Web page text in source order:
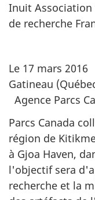
Inuit
de recherche
Le 17
Agence Parcs
Parcs Canada
région de
à Gjoa Haven,
l'objectif sera
recherche et la